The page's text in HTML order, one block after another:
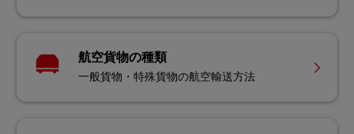
航空貨物の種類
一般貨物・特殊貨物の航空輸送方法